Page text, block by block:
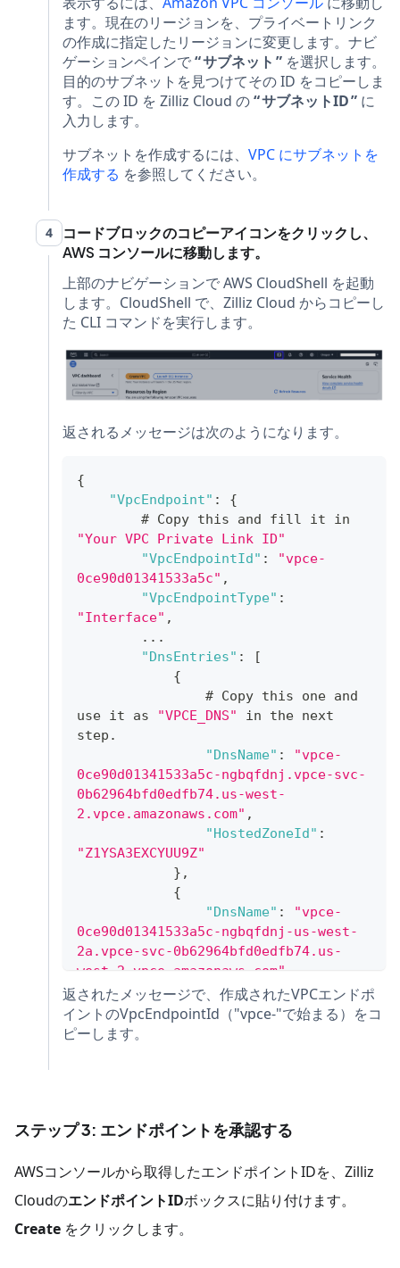
ます。現在のリージョンを、プライベートリンク
の作成に指定したリージョンに変更します。ナビ
ゲーションペインで サブネット
を選択します。
目的のサブネットを見つけてその ID をコピーしま
す。この ID を Zilliz Cloud の サブネットID
に
入力します。
サブネットを作成するには、 VPC にサブネットを
作成する を参照してください。
4
コードブロックのコピーアイコンをクリックし、
AWS コンソールに移動します。
上部のナビゲーションで AWS CloudShell を起動
します。CloudShell で、Zilliz Cloud からコピーし
た CLI コマンドを実行します。
返されるメッセージは次のようになります。
{
"VpcEndpoint" :
{
"Your VPC Private Link ID"
"VpcEndpointId" :
"vpce-
0ce90d01341533a5c" ,
"VpcEndpointType" :
"Interface" ,
        ...
"DnsEntries" :
[
{
use it as
"VPCE_DNS"
in the next
step.
"DnsName" :
"vpce-
0ce90d01341533a5c-ngbqfdnj.vpce-svc-
0b62964bfd0edfb74.us-west-
2.vpce.amazonaws.com" ,
"HostedZoneId" :
"Z1YSA3EXCYUU9Z"
} ,
{
"DnsName" :
"vpce-
0ce90d01341533a5c-ngbqfdnj-us-west-
2a.vpce-svc-0b62964bfd0edfb74.us-
west-2.vpce.amazonaws.com"
"HostedZoneId":
"Z1YSA3EXCYUU9Z"
返されたメッセージで、作成されたVPCエンドポ
イントのVpcEndpointId（"vpce-"で始まる）をコ
ピーします。
ステップ 3: エンドポイントを承認する
AWSコンソールから取得したエンドポイントIDを、Zilliz
CloudのエンドポイントIDボックスに貼り付けます。
Create をクリックします。